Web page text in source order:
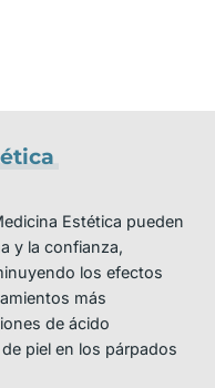
Estética pueden
y la confianza,
los efectos
más
de ácido
piel en los párpados